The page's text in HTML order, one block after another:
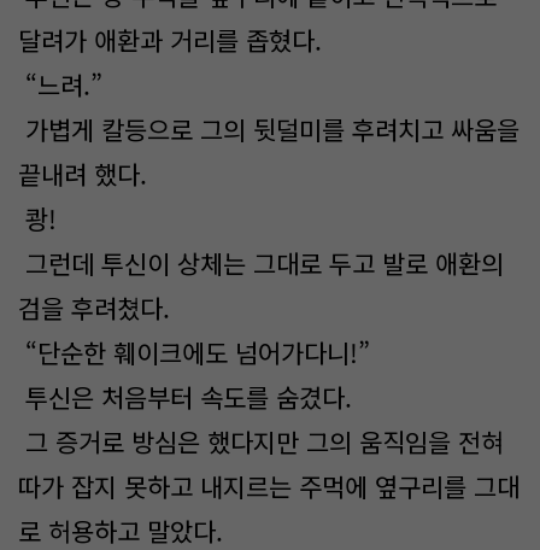
달려가 애환과 거리를 좁혔다.
“느려.”
가볍게 칼등으로 그의 뒷덜미를 후려치고 싸움을
끝내려 했다.
쾅!
그런데 투신이 상체는 그대로 두고 발로 애환의
검을 후려쳤다.
“단순한 훼이크에도 넘어가다니!”
투신은 처음부터 속도를 숨겼다.
그 증거로 방심은 했다지만 그의 움직임을 전혀
따가 잡지 못하고 내지르는 주먹에 옆구리를 그대
로 허용하고 말았다.